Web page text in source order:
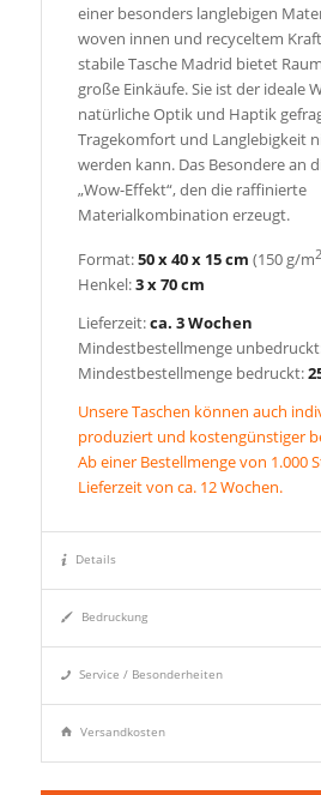
einer besonders langlebigen
woven innen und recyceltem
stabile Tasche Madrid bietet
große Einkäufe. Sie ist der ideale
natürliche Optik und Haptik
Tragekomfort und Langlebigkeit
werden kann. Das Besondere an
„Wow-Effekt“, den die raffinierte
Materialkombination erzeugt.
Format:50 x 40 x 15 cm (150 g/m2
Henkel:3 x 70 cm
Lieferzeit:ca. 3 Wochen
Mindestbestellmenge
Mindestbestellmenge bedruckt:
Unsere Taschen können auch
produziert und kostengünstiger
Ab einer Bestellmenge von 1.000
Lieferzeit von ca. 12 Wochen.
Details
Bedruckung
Service / Besonderheiten
Versandkosten